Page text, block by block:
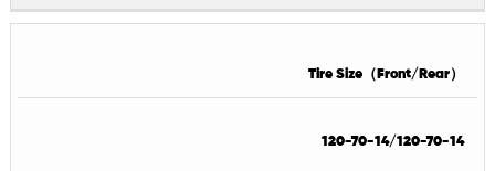
Tire Size（Front/Rear）
120-70-14/120-70-14